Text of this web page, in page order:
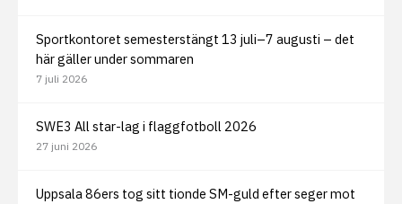
Sportkontoret semesterstängt 13 juli–7 augusti – det
här gäller under sommaren
7 juli 2026
SWE3 All star-lag i flaggfotboll 2026
27 juni 2026
Uppsala 86ers tog sitt tionde SM-guld efter seger mot